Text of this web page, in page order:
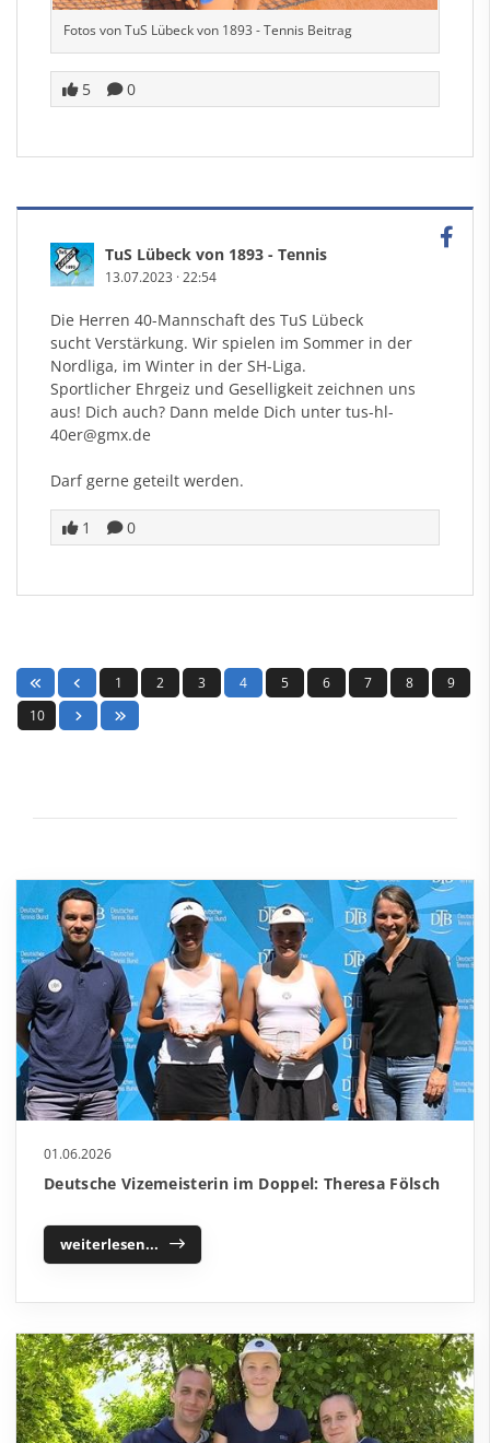
Fotos von TuS Lübeck von 1893 - Tennis Beitrag
5 0
TuS Lübeck von 1893 - Tennis
13.07.2023 ·22:54
Die Herren 40-Mannschaft des TuS Lübeck
sucht Verstärkung. Wir spielen im Sommer in der
Nordliga, im Winter in der SH-Liga.
Sportlicher Ehrgeiz und Geselligkeit zeichnen uns
aus! Dich auch? Dann melde Dich unter tus-hl-
40er@gmx.de
Darf gerne geteilt werden.
1 0
1 2 3 4 5 6 7 8
9
10
01.06.2026
Deutsche Vizemeisterin im Doppel: Theresa Fölsch
weiterlesen...